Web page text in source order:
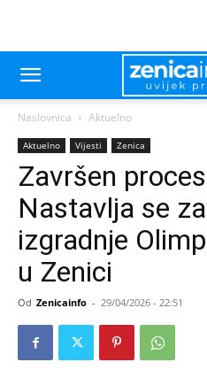
Naslovnica Aktuelno
Aktuelno Vijesti Zenica
Završen
Nastavlja se
izgradnje
u Zenici
Od Zenicainfo - 29/04/2026 - 22:51